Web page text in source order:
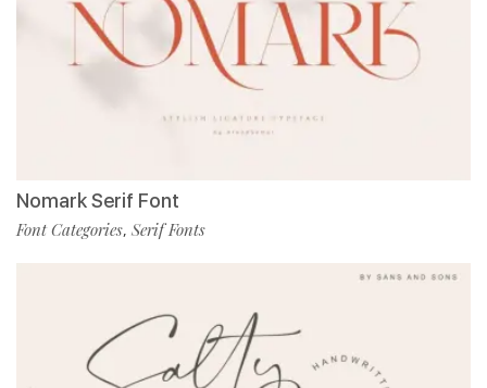
Nomark Serif Font
Font Categories, Serif Fonts